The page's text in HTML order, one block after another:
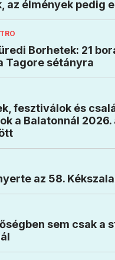
az élmények pedig
Borhetek: 21
Tagore sétányra
fesztiválok és
a Balatonnál 2026.
az 58.
sem csak a